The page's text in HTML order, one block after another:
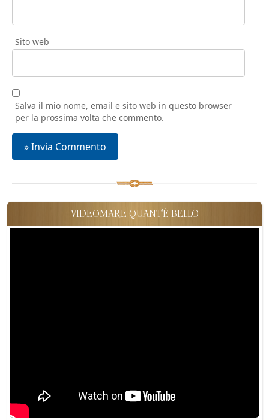
Sito web
Salva il mio nome, email e sito web in questo browser
per la prossima volta che commento.
VIDEOMARE QUANT'È BELLO